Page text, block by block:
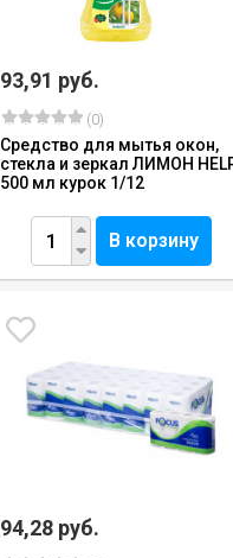
93,91 руб.
(0)
Средство для мытья окон,
стекла и зеркал ЛИМОН
500 мл курок 1/12
В корзину
94,28 руб.